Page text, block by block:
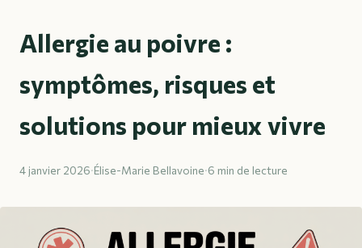
Allergie au poivre :
symptômes, risques et
solutions pour mieux vivre
4 janvier 2026·Élise-Marie Bellavoine·6 min de lecture